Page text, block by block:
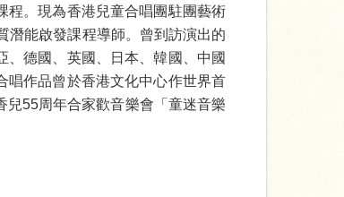
程。現為香港兒童合唱團駐團藝術
潛能啟發課程導師。曾到訪演出的
、德國、英國、日本、韓國、中國
唱作品曾於香港文化中心作世界首
兒55周年合家歡音樂會「童迷音樂